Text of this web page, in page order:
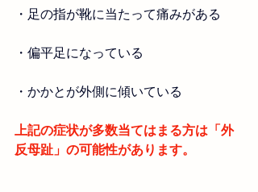
・ 足の指が靴に当たって痛みがある
・ 偏平足になっている
・ かかとが外側に傾いている
上記の症状が多数当てはまる方は「外
反母趾 」の可能性があります。